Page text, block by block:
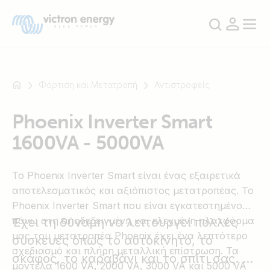
παράδειγμα
Multiplus-
Orion
XS
SmartShunt
Φόρτιση και Μετατροπή Αντιστροφείς
Phoenix Inverter Smart
1600VA - 5000VA
Το Phoenix Inverter Smart είναι ένας εξαιρετικά
αποτελεσματικός και αξιόπιστος μετατροπέας. Το
Phoenix Inverter Smart που είναι εγκατεστημένο
πάνω στη αποδεδειγμένη και ελεγμένη πλατφόρμα
μας του μετατροπέα Phoenix έχει ένα λεπτότερο
σχεδιασμό και πλήρη μεταλλική επίστρωση. Τα
μοντέλα 1600 VA, 2000 VA, 3000 VA και 5000 VA
Έχει τη δύναμη να λειτουργεί πολλές
συσκευές όπως το αυτοκίνητό, το
σκάφος, το καραβάνι και το σπίτι σας. Ο